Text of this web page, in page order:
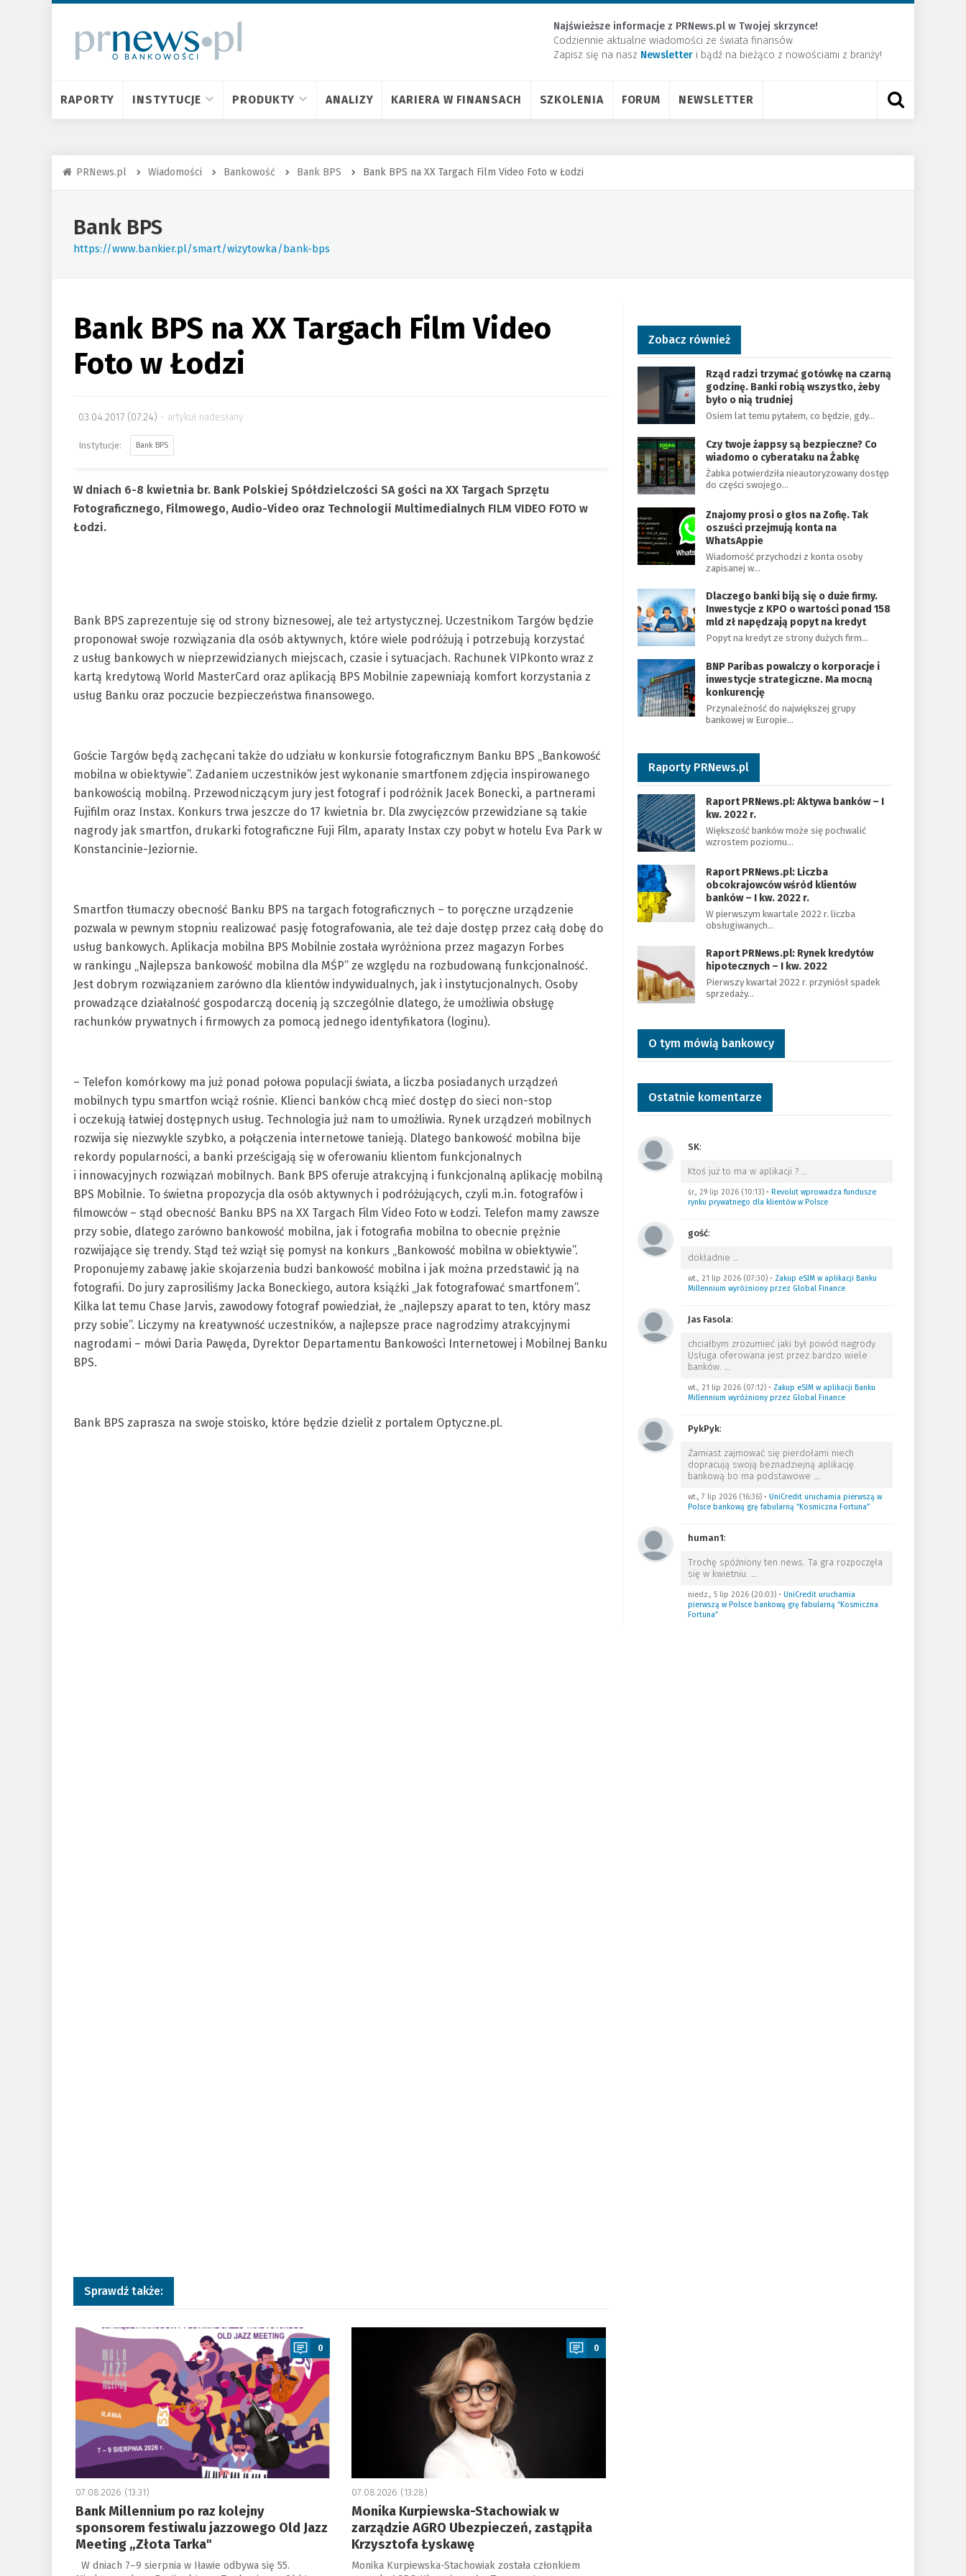
Najświeższe informacje z PRNews.pl w Twojej skrzynce!
Codziennie aktualne wiadomości ze świata finansów.
Zapisz się na nasz Newsletter ​i bądź na bieżąco z nowościami z branży!
RAPORTY INSTYTUCJE PRODUKTY ANALIZY KARIERA W FINANSACH SZKOLENIA FORUM NEWSLETTER
PRNews.pl Wiadomości Bankowość Bank BPS Bank BPS na XX Targach Film Video Foto w Łodzi
Bank BPS
https://www.bankier.pl/smart/wizytowka/bank-bps
Bank BPS na XX Targach Film Video
Foto w Łodzi
03.04.2017 (07:24) artykuł nadesłany
Bank BPS
W dniach 6-8 kwietnia br. Bank Polskiej Spółdzielczości SA gości na XX Targach Sprzętu
Fotograficznego, Filmowego, Audio-Video oraz Technologii Multimedialnych FILM VIDEO FOTO w
Łodzi.
Bank BPS zaprezentuje się od strony biznesowej, ale też artystycznej. Uczestnikom Targów będzie
proponował swoje rozwiązania dla osób aktywnych, które wiele podróżują i potrzebują korzystać
z usług bankowych w nieprzewidzianych miejscach, czasie i sytuacjach. Rachunek VIPkonto wraz z
kartą kredytową World MasterCard oraz aplikacją BPS Mobilnie zapewniają komfort korzystania z
usług Banku oraz poczucie bezpieczeństwa finansowego.
Goście Targów będą zachęcani także do udziału w konkursie fotograficznym Banku BPS „Bankowość
mobilna w obiektywie”. Zadaniem uczestników jest wykonanie smartfonem zdjęcia inspirowanego
bankowością mobilną. Przewodniczącym jury jest fotograf i podróżnik Jacek Bonecki, a partnerami
Fujifilm oraz Instax. Konkurs trwa jeszcze do 17 kwietnia br. Dla zwycięzców przewidziane są takie
nagrody jak smartfon, drukarki fotograficzne Fuji Film, aparaty Instax czy pobyt w hotelu Eva Park w
Konstancinie-Jeziornie.
Smartfon tłumaczy obecność Banku BPS na targach fotograficznych – to poręczne urządzenie
pozwala w pewnym stopniu realizować pasję fotografowania, ale też daje dostęp przez całą dobę do
usług bankowych. Aplikacja mobilna BPS Mobilnie została wyróżniona przez magazyn Forbes
w rankingu „Najlepsza bankowość mobilna dla MŚP” ze względu na rozbudowaną funkcjonalność.
Jest dobrym rozwiązaniem zarówno dla klientów indywidualnych, jak i instytucjonalnych. Osoby
prowadzące działalność gospodarczą docenią ją szczególnie dlatego, że umożliwia obsługę
rachunków prywatnych i firmowych za pomocą jednego identyfikatora (loginu).
– Telefon komórkowy ma już ponad połowa populacji świata, a liczba posiadanych urządzeń
mobilnych typu smartfon wciąż rośnie. Klienci banków chcą mieć dostęp do sieci non-stop
i oczekują łatwiej dostępnych usług. Technologia już nam to umożliwia. Rynek urządzeń mobilnych
rozwija się niezwykle szybko, a połączenia internetowe tanieją. Dlatego bankowość mobilna bije
rekordy popularności, a banki prześcigają się w oferowaniu klientom funkcjonalnych
i innowacyjnych rozwiązań mobilnych. Bank BPS oferuje atrakcyjną i funkcjonalną aplikację mobilną
BPS Mobilnie. To świetna propozycja dla osób aktywnych i podróżujących, czyli m.in. fotografów i
filmowców – stąd obecność Banku BPS na XX Targach Film Video Foto w Łodzi. Telefon mamy zawsze
przy sobie, dlatego zarówno bankowość mobilna, jak i fotografia mobilna to obecnie prężnie
rozwijające się trendy. Stąd też wziął się pomysł na konkurs „Bankowość mobilna w obiektywie”.
Proponujemy zabawę jakie skojarzenia budzi bankowość mobilna i jak można przedstawić ją na
fotografii. Do jury zaprosiliśmy Jacka Boneckiego, autora książki „Jak fotografować smartfonem”.
Kilka lat temu Chase Jarvis, zawodowy fotograf powiedział, że „najlepszy aparat to ten, który masz
przy sobie”. Liczymy na kreatywność uczestników, a najlepsze prace nagrodzimy atrakcyjnymi
nagrodami – mówi Daria Pawęda, Dyrektor Departamentu Bankowości Internetowej i Mobilnej Banku
BPS.
Bank BPS zaprasza na swoje stoisko, które będzie dzielił z portalem Optyczne.pl.
Sprawdź także:
a
0
07.08.2026 (13:31)
Bank Millennium po raz kolejny
sponsorem festiwalu jazzowego Old Jazz
Meeting „Złota Tarka"
W dniach 7–9 sierpnia w Iławie odbywa się 55.
a
0
07.08.2026 (13:28)
Monika Kurpiewska-Stachowiak w
zarządzie AGRO Ubezpieczeń, zastąpiła
Krzysztofa Łyskawę
Monika Kurpiewska-Stachowiak została członkiem
Zobacz również
Rząd radzi trzymać gotówkę na czarną
godzinę. Banki robią wszystko, żeby
było o nią trudniej
Osiem lat temu pytałem, co będzie, gdy…
Czy twoje żappsy są bezpieczne? Co
wiadomo o cyberataku na Żabkę
Żabka potwierdziła nieautoryzowany dostęp
do części swojego…
Znajomy prosi o głos na Zofię. Tak
oszuści przejmują konta na
WhatsAppie
Wiadomość przychodzi z konta osoby
zapisanej w…
Dlaczego banki biją się o duże firmy.
Inwestycje z KPO o wartości ponad 158
mld zł napędzają popyt na kredyt
Popyt na kredyt ze strony dużych firm…
BNP Paribas powalczy o korporacje i
inwestycje strategiczne. Ma mocną
konkurencję
Przynależność do największej grupy
bankowej w Europie…
Raporty PRNews.pl
Raport PRNews.pl: Aktywa banków – I
kw. 2022 r.
Większość banków może się pochwalić
wzrostem poziomu…
Raport PRNews.pl: Liczba
obcokrajowców wśród klientów
banków – I kw. 2022 r.
W pierwszym kwartale 2022 r. liczba
obsługiwanych…
Raport PRNews.pl: Rynek kredytów
hipotecznych – I kw. 2022
Pierwszy kwartał 2022 r. przyniósł spadek
sprzedaży…
O tym mówią bankowcy
Ostatnie komentarze
SK:
Ktoś już to ma w aplikacji ? …
śr., 29 lip 2026 (10:13)• Revolut wprowadza fundusze
rynku prywatnego dla klientów w Polsce
gość:
dokładnie …
wt., 21 lip 2026 (07:30)• Zakup eSIM w aplikacji Banku
Millennium wyróżniony przez Global Finance
Jas Fasola:
chciałbym zrozumieć jaki był powód nagrody.
Usługa oferowana jest przez bardzo wiele
banków. …
wt., 21 lip 2026 (07:12)• Zakup eSIM w aplikacji Banku
Millennium wyróżniony przez Global Finance
PykPyk:
Zamiast zajmować się pierdołami niech
dopracują swoją beznadziejną aplikację
bankową bo ma podstawowe …
wt., 7 lip 2026 (16:36)• UniCredit uruchamia pierwszą w
Polsce bankową grę fabularną “Kosmiczna Fortuna”
human1:
Trochę spóźniony ten news. Ta gra rozpoczęła
się w kwietniu. …
niedz., 5 lip 2026 (20:03)• UniCredit uruchamia
pierwszą w Polsce bankową grę fabularną “Kosmiczna
Fortuna”